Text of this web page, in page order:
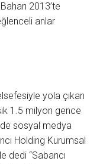
2013’te
anlar
yola çıkan
1.5 milyon gence
sosyal medya
Holding Kurumsal
dedi “Sabancı